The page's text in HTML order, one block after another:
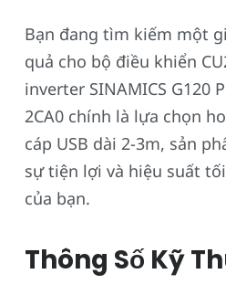
Bạn đang tìm kiếm một
quả cho bộ điều khiển
inverter SINAMICS G120
2CA0 chính là lựa chọn
cáp USB dài 2-3m, sản
sự tiện lợi và hiệu suất
của bạn.
Thông Số Kỹ